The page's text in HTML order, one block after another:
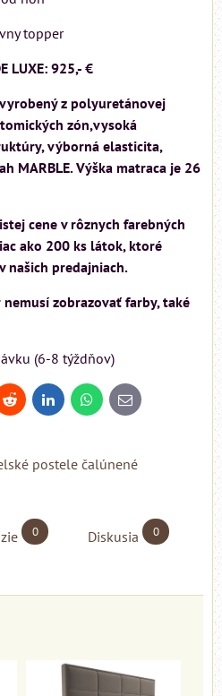
topper
LUXE: 925,- €
vyrobený z polyuretánovej
zón,vysoká
výborná elasticita,
MARBLE. Výška matraca je 26
cene v rôznych farebných
ako 200 ks látok, ktoré
našich predajniach.
zobrazovať farby, také
(6-8 týždňov)
Reddit LinkedInWhatsApp
E-
mail
postele čalúnené
0 Diskusia 0